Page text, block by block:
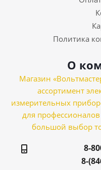
Политика
О
Магазин
ассортимент
измерительных
для
большой выбор
8-
8-